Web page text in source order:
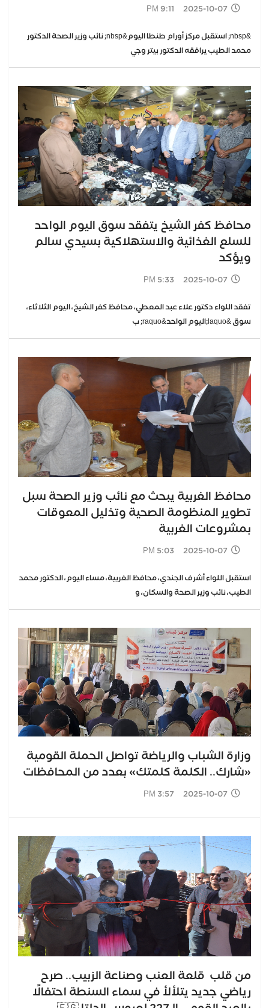
2025-10-07 9:11 PM
&nbsp; استقبل مركز أورام طنطا اليوم&nbsp; نائب وزير الصحة الدكتور
محمد الطيب يرافقه الدكتور بيتر وجي
محافظ كفر الشيخ يتفقد سوق اليوم الواحد
للسلع الغذائية والاستهلاكية بسيدي سالم
ويؤكد
2025-10-07 5:33 PM
تفقد اللواء دكتور علاء عبد المعطي، محافظ كفر الشيخ، اليوم الثلاثاء،
سوق &laquo;اليوم الواحد&raquo; ب
محافظ الغربية يبحث مع نائب وزير الصحة سبل
تطوير المنظومة الصحية وتذليل المعوقات
بمشروعات الغربية
2025-10-07 5:03 PM
استقبل اللواء أشرف الجندي، محافظ الغربية، مساء اليوم، الدكتور محمد
الطيب، نائب وزير الصحة والسكان، و
وزارة الشباب والرياضة تواصل الحملة القومية
«شارك.. الكلمة كلمتك» بعدد من المحافظات
2025-10-07 3:57 PM
من قلب قلعة العنب وصناعة الزبيب.. صرح
رياضي جديد يتلألأ في سماء السنطة احتفالًا